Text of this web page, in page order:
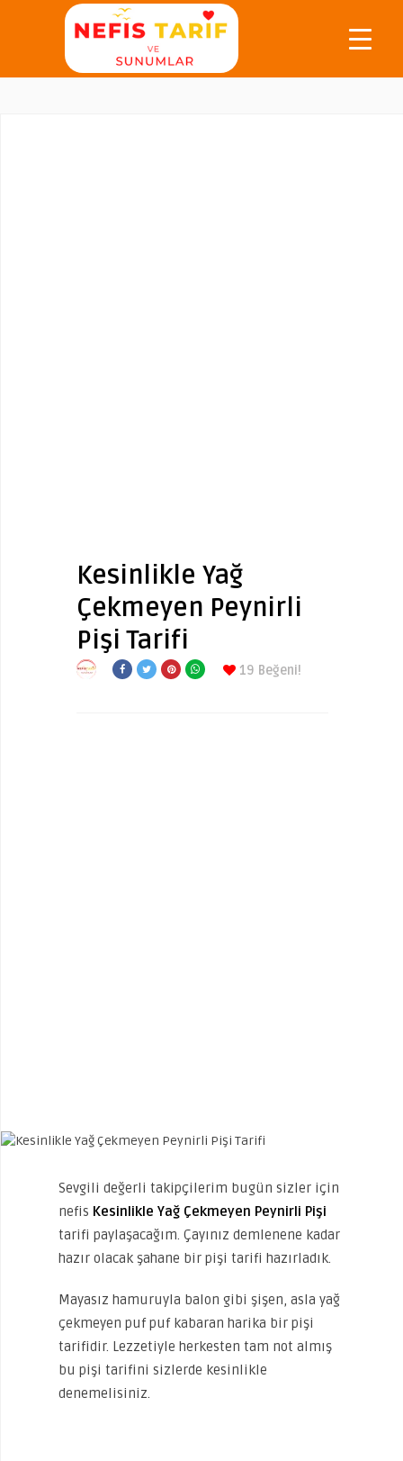
Kesinlikle Yağ
Çekmeyen Peynirli
Pişi Tarifi
19 Beğeni!
Sevgili değerli takipçilerim bugün sizler için
nefis Kesinlikle Yağ Çekmeyen Peynirli Pişi
tarifi paylaşacağım. Çayınız demlenene kadar
hazır olacak şahane bir pişi tarifi hazırladık.
Mayasız hamuruyla balon gibi şişen, asla yağ
çekmeyen puf puf kabaran harika bir pişi
tarifidir. Lezzetiyle herkesten tam not almış
bu pişi tarifini sizlerde kesinlikle
denemelisiniz.